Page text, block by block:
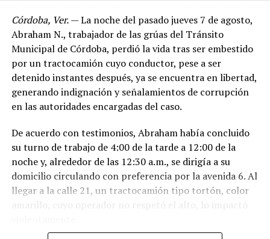
Córdoba, Ver.— La noche del pasado jueves 7 de agosto,
Abraham N., trabajador de las grúas del Tránsito
Municipal de Córdoba, perdió la vida tras ser embestido
por un tractocamión cuyo conductor, pese a ser
detenido instantes después, ya se encuentra en libertad,
generando indignación y señalamientos de corrupción
en las autoridades encargadas del caso.
De acuerdo con testimonios, Abraham había concluido
su turno de trabajo de 4:00 de la tarde a 12:00 de la
noche y, alrededor de las 12:30 a.m., se dirigía a su
domicilio circulando con preferencia por la avenida 6. Al
llegar a la calle 21, un tractocamión tipo tortón, color
amarillo, cuyo operador no respetó el alto, lo impactó